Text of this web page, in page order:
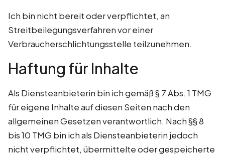
Ich bin nicht bereit oder verpflichtet, an
Streitbeilegungsverfahren vor einer
Verbraucherschlichtungsstelle teilzunehmen.
Haftung für Inhalte
Als Diensteanbieterin bin ich gemäß § 7 Abs. 1 TMG
für eigene Inhalte auf diesen Seiten nach den
allgemeinen Gesetzen verantwortlich. Nach §§ 8
bis 10 TMG bin ich als Diensteanbieterin jedoch
nicht verpflichtet, übermittelte oder gespeicherte